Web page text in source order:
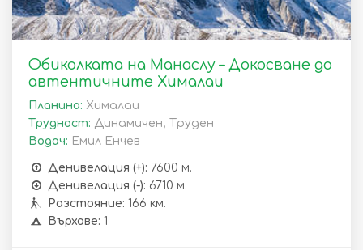
Обиколката на Манаслу – Докосване до
автентичните Хималаи
Планина: Хималаи
Трудност: Динамичен, Труден
Водач: Емил Енчев
Денивелация (+): 7600 м.
Денивелация (-): 6710 м.
Разстояние: 166 км.
Върхове: 1